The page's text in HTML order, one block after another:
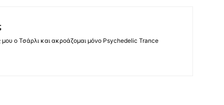
μου ο Τσάρλι και ακροάζομαι μόνο Psychedelic Trance